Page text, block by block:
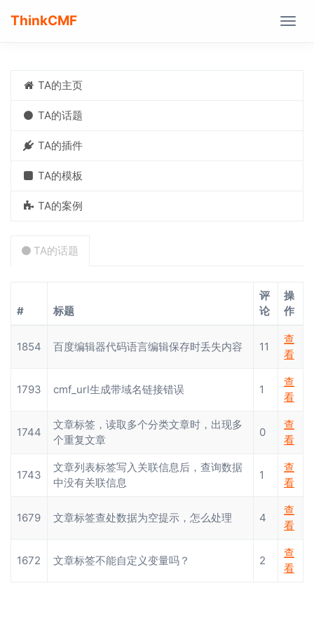
ThinkCMF
TA的主页
TA的话题
TA的插件
TA的模板
TA的案例
TA的话题
# 标题
评
论
操
作
1854 百度编辑器代码语言编辑保存时丢失内容 11
查
看
1793 cmf_url生成带域名链接错误 1
查
看
1744
文章标签，读取多个分类文章时，出现多
个重复文章
0
查
看
1743
文章列表标签写入关联信息后，查询数据
中没有关联信息
1
查
看
1679 文章标签查处数据为空提示，怎么处理 4
查
看
1672 文章标签不能自定义变量吗？ 2
查
看